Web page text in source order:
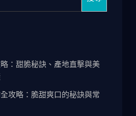
：甜脆秘訣、產地直擊與美
攻略：脆甜爽口的秘訣與常